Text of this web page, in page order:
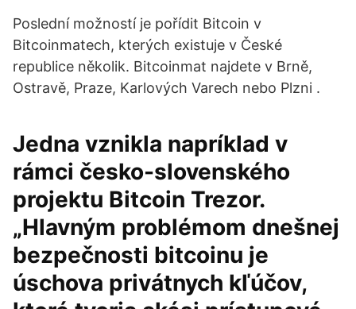
Poslední možností je pořídit Bitcoin v
Bitcoinmatech, kterých existuje v České
republice několik. Bitcoinmat najdete v Brně,
Ostravě, Praze, Karlových Varech nebo Plzni .
Jedna vznikla napríklad v
rámci česko-slovenského
projektu Bitcoin Trezor.
„Hlavným problémom dnešnej
bezpečnosti bitcoinu je
úschova privátnych kľúčov,